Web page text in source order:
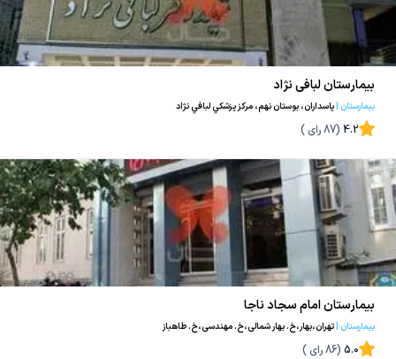
بیمارستان لبافی نژاد
بیمارستان |پاسداران، بوستان نهم، مرکز پزشكي لبافي نژاد
4.2
(
87رای )
بیمارستان امام سجاد ناجا
بیمارستان |تهران،بهار،خ. بهار شمالی،خ. مهندسی،خ. طاهباز
5.0
(
86رای )